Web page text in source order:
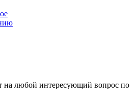
на любой интересующий вопрос по